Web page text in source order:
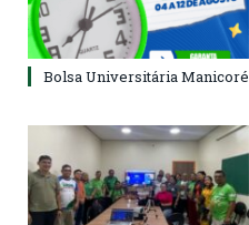
Bolsa Universitária Manicoré